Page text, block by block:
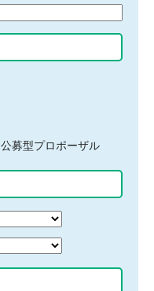
公募型プロポーザル